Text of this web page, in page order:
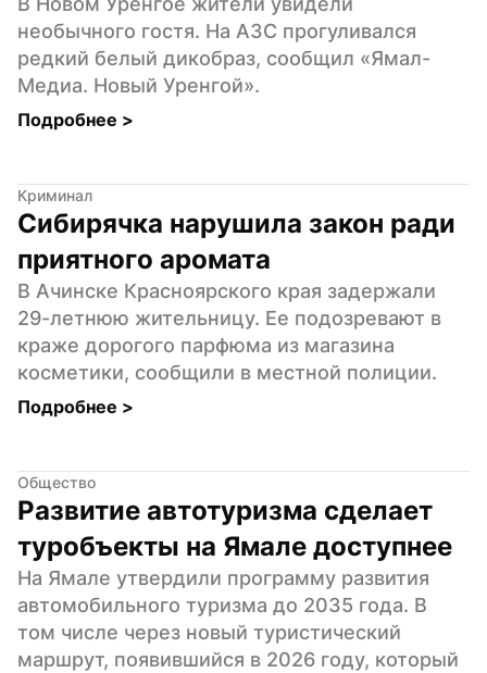
необычного гостя. На АЗС прогуливался
редкий белый дикобраз, сообщил «Ямал-
Медиа. Новый Уренгой».
Подробнее >
Криминал
Сибирячка нарушила закон ради
приятного аромата
В Ачинске Красноярского края задержали
29-летнюю жительницу. Ее подозревают в
краже дорогого парфюма из магазина
косметики, сообщили в местной полиции.
Подробнее >
Общество
Развитие автотуризма сделает
туробъекты на Ямале доступнее
На Ямале утвердили программу развития
автомобильного туризма до 2035 года. В
том числе через новый туристический
маршрут, появившийся в 2026 году, который